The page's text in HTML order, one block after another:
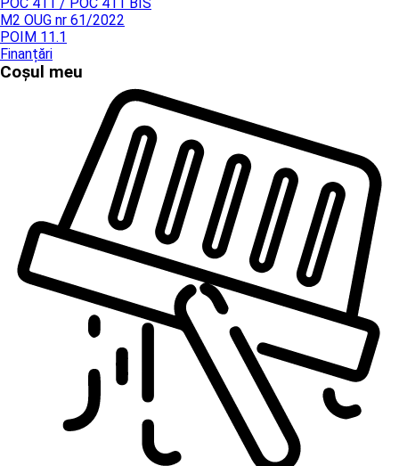
M2 OUG nr 61/2022
POIM 11.1
Finanțări
Coșul meu